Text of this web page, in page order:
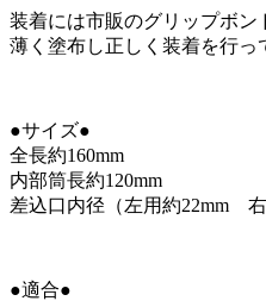
装着には市販のグリップボン
薄く塗布し正しく装着を行っ
●サイズ●
全長約160mm
内部筒長約120mm
差込口内径（左用約22mm 右
●適合●